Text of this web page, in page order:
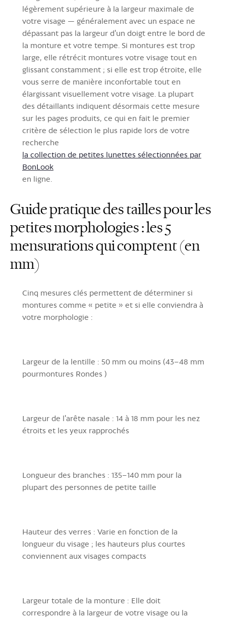
légèrement supérieure à la largeur maximale de
votre visage — généralement avec un espace ne
dépassant pas la largeur d'un doigt entre le bord de
la monture et votre tempe. Si montures est trop
large, elle rétrécit montures votre visage tout en
glissant constamment ; si elle est trop étroite, elle
vous serre de manière inconfortable tout en
élargissant visuellement votre visage. La plupart
des détaillants indiquent désormais cette mesure
sur les pages produits, ce qui en fait le premier
critère de sélection le plus rapide lors de votre
recherche
la collection de petites lunettes sélectionnées par
BonLook
en ligne.
Guide pratique des tailles pour les
petites morphologies : les 5
mensurations qui comptent (en
mm)
Cinq mesures clés permettent de déterminer si
montures comme « petite » et si elle conviendra à
votre morphologie :
Largeur de la lentille : 50 mm ou moins (43–48 mm
pourmontures Rondes )
Largeur de l'arête nasale : 14 à 18 mm pour les nez
étroits et les yeux rapprochés
Longueur des branches : 135–140 mm pour la
plupart des personnes de petite taille
Hauteur des verres : Varie en fonction de la
longueur du visage ; les hauteurs plus courtes
conviennent aux visages compacts
Largeur totale de la monture : Elle doit
correspondre à la largeur de votre visage ou la